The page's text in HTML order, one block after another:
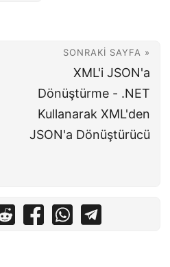
SONRAKI SAYFA »
XML'i JSON'a
Dönüştürme - .NET
Kullanarak XML'den
JSON'a Dönüştürücü